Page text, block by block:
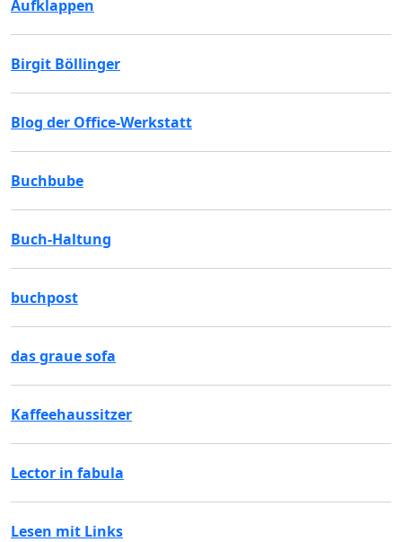
Aufklappen
Birgit Böllinger
Blog der Office-Werkstatt
Buchbube
Buch-Haltung
buchpost
das graue sofa
Kaffeehaussitzer
Lector in fabula
Lesen mit Links